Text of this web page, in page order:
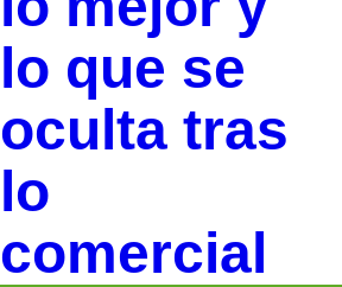
lo que se
oculta tras
lo
comercial